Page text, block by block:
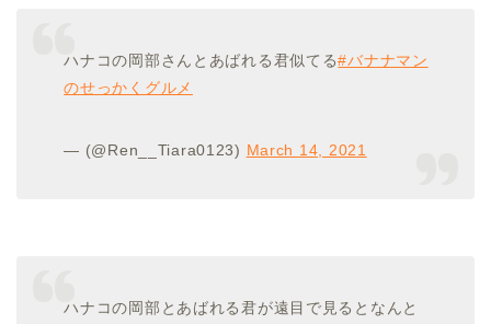
ハナコの岡部さんとあばれる君似てる#バナナマン
のせっかくグルメ
— (@Ren__Tiara0123) March 14, 2021
ハナコの岡部とあばれる君が遠目で見るとなんと